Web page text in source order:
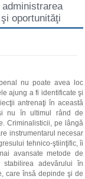
oportunităţi
nu poate avea loc
ajung a fi identificate şi
antrenaţi în această
nu în ultimul rând de
Criminalisticii, pe lângă
instrumentarul necesar
tehnico‑ştiinţific, îi
avansate metode de
adevărului în
care însă depinde şi de